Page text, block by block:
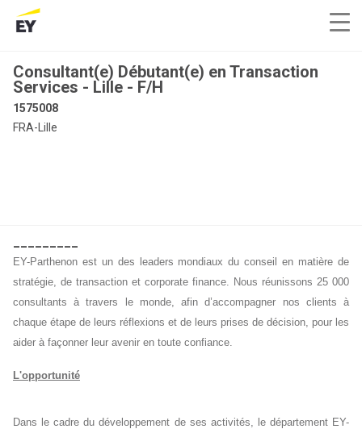
Consultant(e) Débutant(e) en Transaction
Services - Lille - F/H
1575008
FRA-Lille
EY-Parthenon est un des leaders mondiaux du conseil en matière de
stratégie, de transaction et corporate finance. Nous réunissons 25 000
consultants à travers le monde, afin d’accompagner nos clients à
chaque étape de leurs réflexions et de leurs prises de décision, pour les
aider à façonner leur avenir en toute confiance.
L'opportunité
Dans le cadre du développement de ses activités, le département EY-